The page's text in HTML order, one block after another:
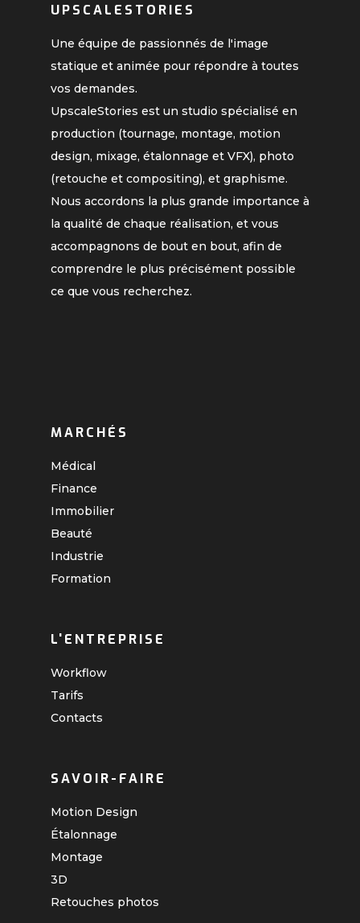
UPSCALESTORIES
Une équipe de passionnés de l'image
statique et animée pour répondre à toutes
vos demandes.
UpscaleStories est un studio spécialisé en
production (tournage, montage, motion
design, mixage, étalonnage et VFX), photo
(retouche et compositing), et graphisme.
Nous accordons la plus grande importance à
la qualité de chaque réalisation, et vous
accompagnons de bout en bout, afin de
comprendre le plus précisément possible
ce que vous recherchez.
MARCHÉS
Médical
Finance
Immobilier
Beauté
Industrie
Formation
L'ENTREPRISE
Workflow
Tarifs
Contacts
SAVOIR-FAIRE
Motion Design
Étalonnage
Montage
3D
Retouches photos